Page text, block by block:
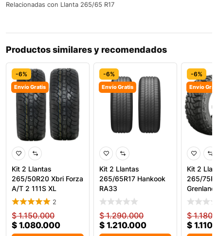
Relacionadas con Llanta 265/65 R17
Productos similares y recomendados
-6%
Envío Gratis
Kit 2 Llantas
265/50R20 Xbri Forza
A/T 2 111S XL
Todoterr
2
$1.150.000
$ 1.080.000
-6%
Envío Gratis
Kit 2 Llantas
265/65R17 Hankook
RA33
$1.290.000
$ 1.210.000
-6%
Envío
Kit 2
265/
Predator
$
$